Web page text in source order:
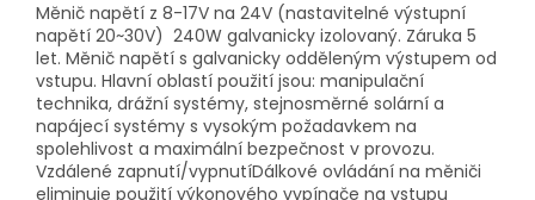
Měnič napětí z 8-17V na 24V (nastavitelné výstupní
napětí 20~30V) 240W galvanicky izolovaný. Záruka 5
let. Měnič napětí s galvanicky odděleným výstupem od
vstupu. Hlavní oblastí použití jsou: manipulační
technika, drážní systémy, stejnosměrné solární a
napájecí systémy s vysokým požadavkem na
spolehlivost a maximální bezpečnost v provozu.
Vzdálené zapnutí/vypnutíDálkové ovládání na měniči
eliminuje použití výkonového vypínače na vstupu